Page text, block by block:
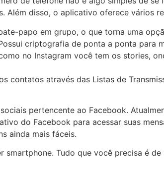
Além disso, o aplicativo oferece vários
papo em grupo, o que torna uma
criptografia de ponta a ponta para
no Instagram você tem os stories,
contatos através das Listas de
pertencente ao Facebook.
do Facebook para acessar suas
ainda mais fáceis.
smartphone. Tudo que você precisa é